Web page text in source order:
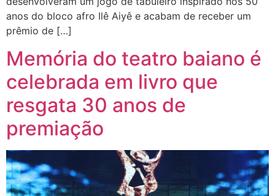
anos do bloco afro Ilê Aiyê e acabam de receber um
prêmio de […]
Memória do teatro baiano é
celebrada em livro que
resgata 30 anos de
premiação